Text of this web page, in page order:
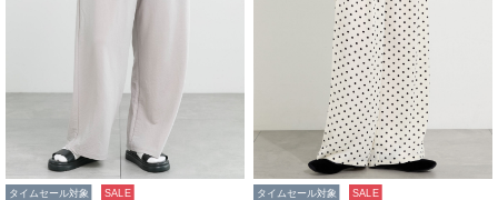
タイムセール対象 SALE タイムセール対象 SALE